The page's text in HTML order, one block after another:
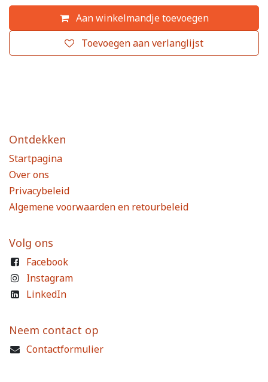
Aan winkelmandje toevoegen
Toevoegen aan verlanglijst
Ontdekken
Startpagina
Over ons
Privacybeleid
Algemene voorwaarden en retourbeleid
Volg ons
Facebook
Instagram
LinkedIn
Neem contact op
Contactformulier